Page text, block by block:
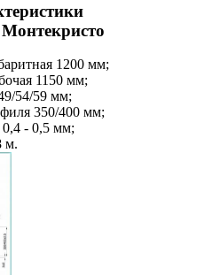
1200 мм;
1150 мм;
54/59 мм;
350/400 мм;
- 0,5 мм;
м.